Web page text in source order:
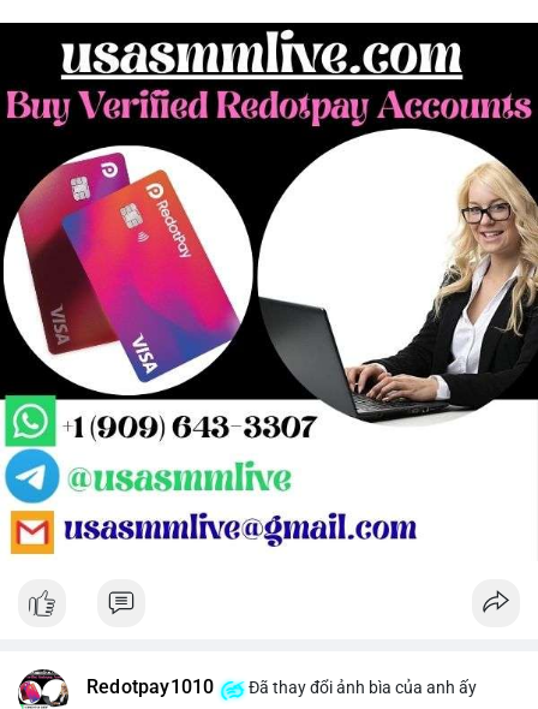
Redotpay1010 Đã thay đổi ảnh bìa của anh ấy